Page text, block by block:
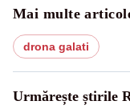
Mai multe
drona galati
Urmărește știrile